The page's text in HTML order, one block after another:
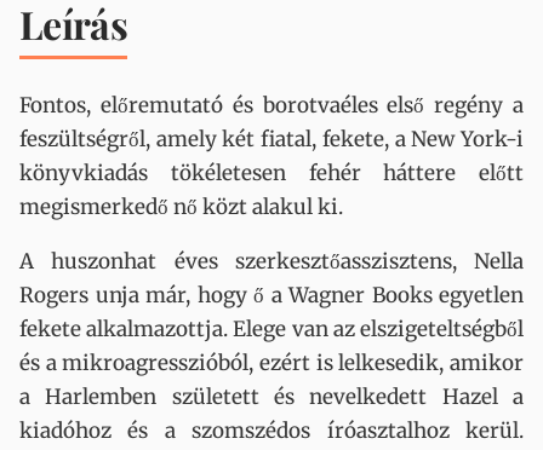
Leírás
Fontos, előremutató és borotvaéles első regény a
feszültségről, amely két fiatal, fekete, a New York-i
könyvkiadás tökéletesen fehér háttere előtt
megismerkedő nő közt alakul ki.
A huszonhat éves szerkesztőasszisztens, Nella
Rogers unja már, hogy ő a Wagner Books egyetlen
fekete alkalmazottja. Elege van az elszigeteltségből
és a mikroagresszióból, ezért is lelkesedik, amikor
a Harlemben született és nevelkedett Hazel a
kiadóhoz és a szomszédos íróasztalhoz kerül.